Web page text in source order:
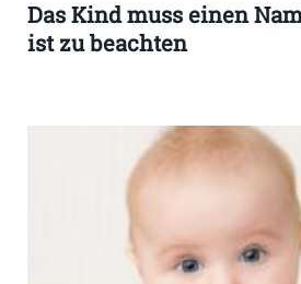
Das Kind muss einen
ist zu beachten